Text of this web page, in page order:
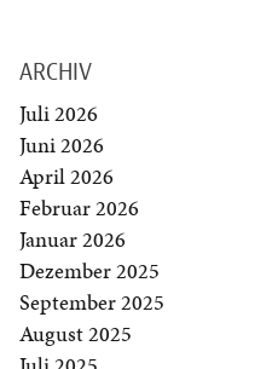
ARCHIV
Juli 2026
Juni 2026
April 2026
Februar 2026
Januar 2026
Dezember 2025
September 2025
August 2025